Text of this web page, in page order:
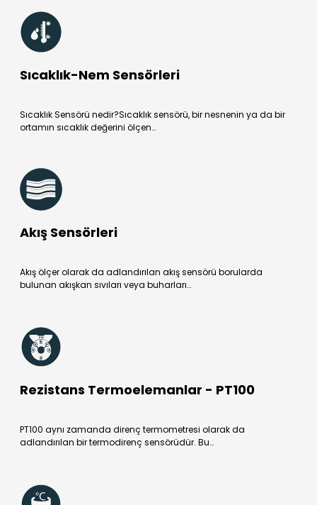
Sıcaklık-Nem Sensörleri
Sıcaklık Sensörü nedir?Sıcaklık sensörü, bir nesnenin ya da bir
ortamın sıcaklık değerini ölçen…
Akış Sensörleri
Akış ölçer olarak da adlandırılan akış sensörü borularda
bulunan akışkan sıvıları veya buharları…
Rezistans Termoelemanlar - PT100
PT100 aynı zamanda direnç termometresi olarak da
adlandırılan bir termodirenç sensörüdür. Bu…